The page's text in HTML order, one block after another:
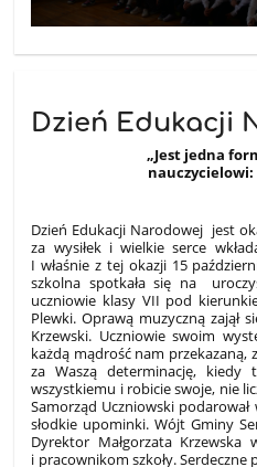
Dzień Edukacji
„Jest jedna
nauczycielowi:
Jan
Dzień Edukacji Narodowej jest
za wysiłek i wielkie serce
I właśnie z tej okazji 15
szkolna spotkała się na
uczniowie klasy VII pod
Plewki. Oprawą muzyczną zajął
Krzewski. Uczniowie swoim
każdą mądrość nam
za Waszą determinację,
wszystkiemu i robicie swoje, nie
Samorząd Uczniowski
słodkie upominki. Wójt Gminy
Dyrektor Małgorzata Krzewska
i pracownikom szkoły. Serdeczne